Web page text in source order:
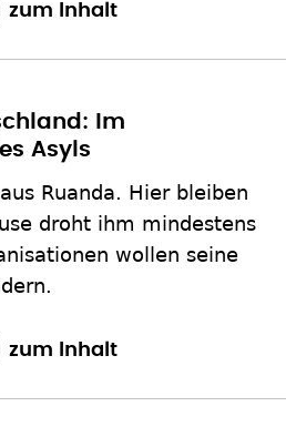
zum Inhalt
Im
Asyls
Ruanda. Hier bleiben
droht ihm mindestens
wollen seine
zum Inhalt